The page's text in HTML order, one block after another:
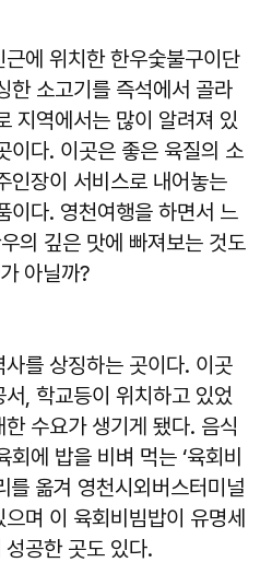
에 위치한 한우숯불구이단
한 소고기를 즉석에서 골라
지역에서는 많이 알려져 있
이다. 이곳은 좋은 육질의 소
인장이 서비스로 내어놓는
이다. 영천여행을 하면서 느
의 깊은 맛에 빠져보는 것도
아닐까?
를 상징하는 곳이다. 이곳
, 학교등이 위치하고 있었
수요가 생기게 됐다. 음식
에 밥을 비벼 먹는 ‘육회비
를 옮겨 영천시외버스터미널
며 이 육회비빔밥이 유명세
공한 곳도 있다.